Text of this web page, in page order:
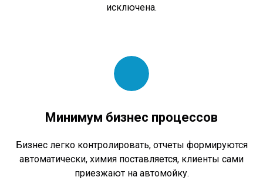
исключена.
Минимум бизнес процессов
Бизнес легко контролировать, отчеты формируются
автоматически, химия поставляется, клиенты сами
приезжают на автомойку.